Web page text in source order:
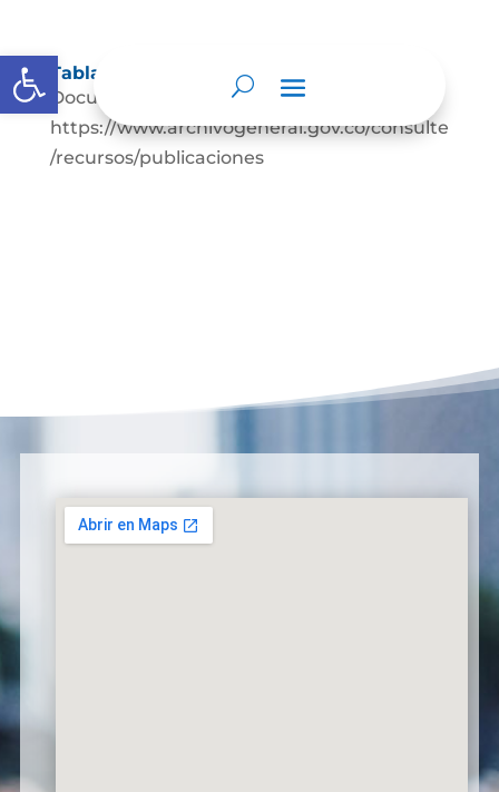
Abrir barra de herramientas
Tablas de retención documental
Documentación de apoyo
https://www.archivogeneral.gov.co/consulte
/recursos/publicaciones